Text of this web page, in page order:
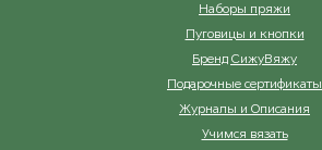
Наборы пряжи
Пуговицы и кнопки
Бренд СижуВяжу
Подарочные сертификаты
Журналы и Описания
Учимся вязать